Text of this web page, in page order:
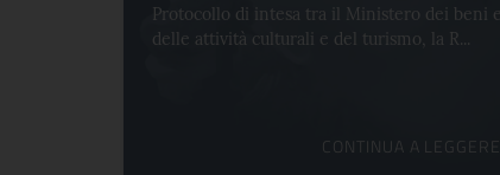
Protocollo di intesa tra il Ministero dei beni e
delle attività culturali e del turismo, la R...
CONTINUA A LEGGERE